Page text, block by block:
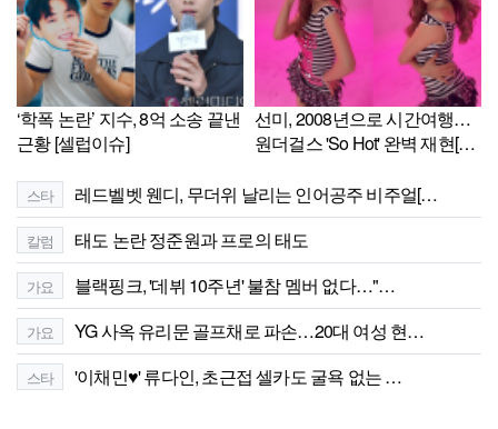
‘학폭 논란’ 지수, 8억 소송 끝낸
근황 [셀럽이슈]
선미, 2008년으로 시간여행…
원더걸스 'So Hot' 완벽 재현[셀
스타 레드벨벳 웬디, 무더위 날리는 인어공주 비주얼[…
칼럼 태도 논란 정준원과 프로의 태도
가요 블랙핑크, '데뷔 10주년' 불참 멤버 없다…"…
가요 YG 사옥 유리문 골프채로 파손…20대 여성 현…
스타 '이채민♥' 류다인, 초근접 셀카도 굴욕 없는 …